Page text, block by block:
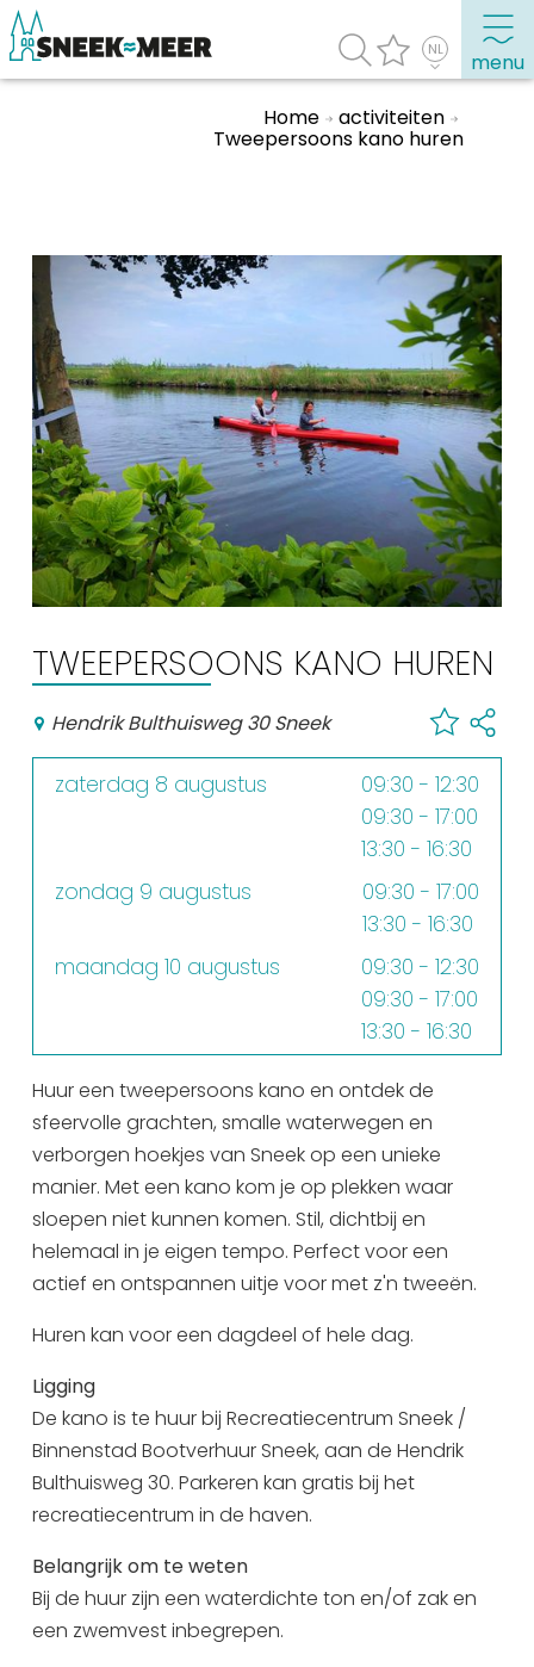
menu
Toeristische informatie
Bezienswaardigheden
Winkelen, uitgaan en doen
Eten, drinken & uitgaan
Watersport
Overnachten
Winkelen
En meer
Arrangementen
Jouw Sneek
De Friese meren
Other languages
Routes
Veel bezochte pagina's:
Vakantie vieren in Sneek
Uitgaan in Sneek
Overnachten in Sneek
Citygame Escapegame Sneek
De leukste routes
Interactieve plattegrond van Sneek
Bootverhuur
Home activiteiten
Tweepersoons kano huren
TWEEPERSOONS KANO HUREN
Hendrik Bulthuisweg 30 Sneek
zaterdag 8 augustus
09:30 - 12:30
09:30 - 17:00
13:30 - 16:30
zondag 9 augustus
09:30 - 17:00
13:30 - 16:30
maandag 10 augustus
09:30 - 12:30
09:30 - 17:00
13:30 - 16:30
09:30 - 17:00
13:30 - 16:30
woensdag 12 augustus
09:30 - 12:30
09:30 - 17:00
13:30 - 16:30
donderdag 13 augustus
09:30 - 12:30
09:30 - 17:00
13:30 - 16:30
vrijdag 14 augustus
09:30 - 17:00
13:30 - 16:30
zaterdag 15 augustus
09:30 - 12:30
zondag 16 augustus
09:30 - 17:00
Huur een tweepersoons kano en ontdek de
sfeervolle grachten, smalle waterwegen en
verborgen hoekjes van Sneek op een unieke
manier. Met een kano kom je op plekken waar
sloepen niet kunnen komen. Stil, dichtbij en
helemaal in je eigen tempo. Perfect voor een
actief en ontspannen uitje voor met z'n tweeën.
Huren kan voor een dagdeel of hele dag.
Ligging
De kano is te huur bij Recreatiecentrum Sneek /
Binnenstad Bootverhuur Sneek, aan de Hendrik
Bulthuisweg 30. Parkeren kan gratis bij het
recreatiecentrum in de haven.
Belangrijk om te weten
Bij de huur zijn een waterdichte ton en/of zak en
een zwemvest inbegrepen.